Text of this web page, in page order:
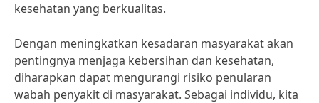
kesehatan yang berkualitas.
Dengan meningkatkan kesadaran masyarakat akan
pentingnya menjaga kebersihan dan kesehatan,
diharapkan dapat mengurangi risiko penularan
wabah penyakit di masyarakat. Sebagai individu, kita